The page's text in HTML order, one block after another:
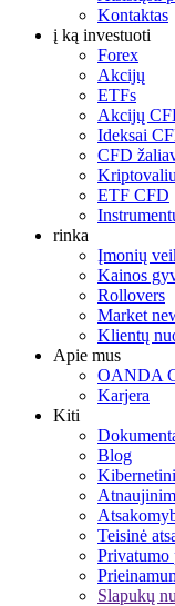
Kontaktas
į ką investuoti
Forex
Akcijų
ETFs
Akcijų
Ideksai
CFD
ETF CFD
rinka
Įmonių
Kainos
Rollovers
Market
Klientų
Apie mus
OANDA
Karjera
Kiti
Blog
Teisinė
Privatumo
Slapukų